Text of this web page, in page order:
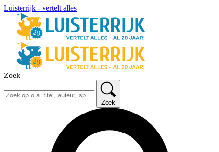
Luisterrijk - vertelt alles
Zoek
Zoek